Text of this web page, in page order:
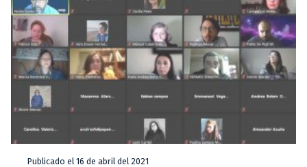
Publicado el 16 de abril del 2021